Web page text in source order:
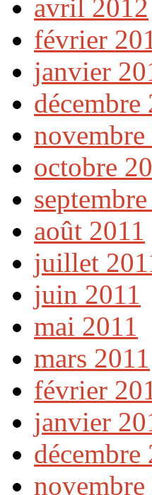
avril 2012
février
janvier
décembre
novembre
octobre
août 2011
juillet
juin 2011
mai 2011
mars 2011
février
janvier
décembre
novembre